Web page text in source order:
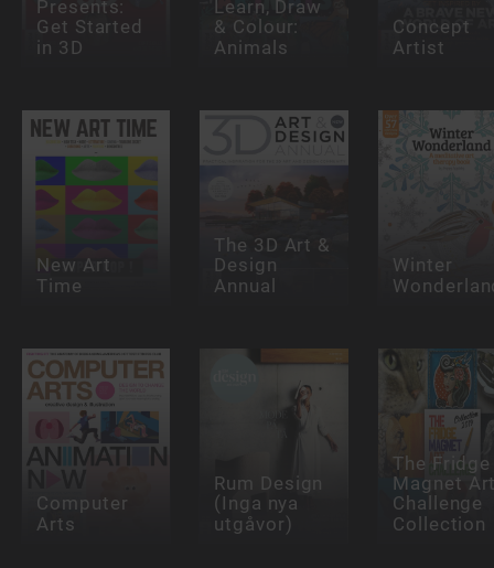
Presents:
Get Started
in 3D
Learn, Draw
& Colour:
Animals
Concept
Artist
New Art
Time
The 3D Art &
Design
Annual
Winter
Computer
Arts
Rum Design
(Inga nya
utgåvor)
The Fridge
Magnet
Challenge
Collection